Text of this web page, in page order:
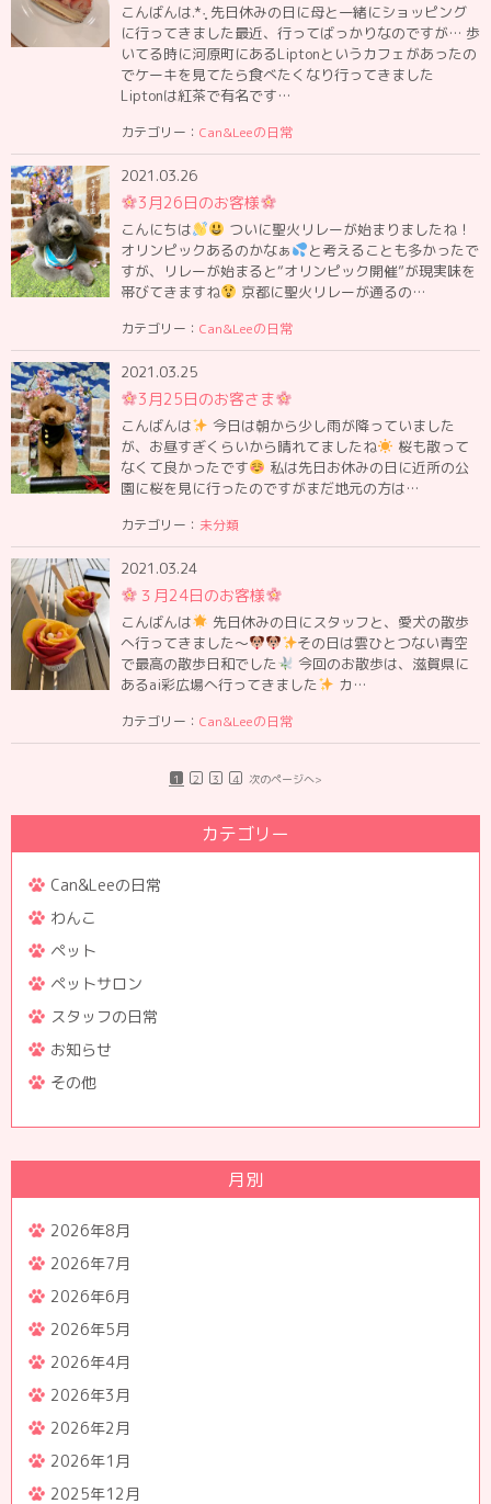
こんばんは.*·̩͙ 先日休みの日に母と一緒にショッピング
に行ってきました最近、行ってばっかりなのですが… 歩
いてる時に河原町にあるLiptonというカフェがあったの
でケーキを見てたら食べたくなり行ってきました
Liptonは紅茶で有名です…
カテゴリー： Can&Leeの日常
2021.03.26
3月26日のお客様
こんにちは
ついに聖火リレーが始まりましたね！
オリンピックあるのかなぁ
と考えることも多かったで
すが、リレーが始まると“オリンピック開催”が現実味を
帯びてきますね
京都に聖火リレーが通るの…
カテゴリー： Can&Leeの日常
2021.03.25
3月25日のお客さま
こんばんは
今日は朝から少し雨が降っていました
が、お昼すぎくらいから晴れてましたね
桜も散って
なくて良かったです
私は先日お休みの日に近所の公
園に桜を見に行ったのですがまだ地元の方は…
カテゴリー： 未分類
2021.03.24
３月24日のお客様
こんばんは
先日休みの日にスタッフと、愛犬の散歩
へ行ってきました〜
その日は雲ひとつない青空
で最高の散歩日和でした
今回のお散歩は、滋賀県に
あるai彩広場へ行ってきました
カ…
カテゴリー： Can&Leeの日常
1 2 3 4 次のページへ>
カテゴリー
Can&Leeの日常
わんこ
ペット
ペットサロン
スタッフの日常
お知らせ
その他
月別
2026年8月
2026年7月
2026年6月
2026年5月
2026年4月
2026年3月
2026年2月
2026年1月
2025年12月